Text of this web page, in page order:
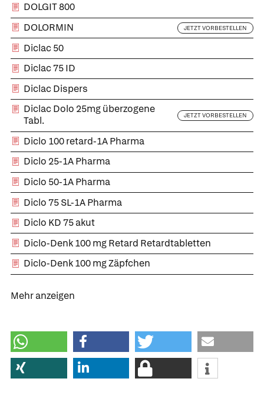
DOLGIT 800
DOLORMIN
JETZT VORBESTELLEN
Diclac 50
Diclac 75 ID
Diclac Dispers
Diclac Dolo 25mg überzogene
Tabl.
JETZT VORBESTELLEN
Diclo 100 retard-1A Pharma
Diclo 25-1A Pharma
Diclo 50-1A Pharma
Diclo 75 SL-1A Pharma
Diclo KD 75 akut
Diclo-Denk 100 mg Retard Retardtabletten
Diclo-Denk 100 mg Zäpfchen
Mehr anzeigen